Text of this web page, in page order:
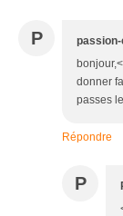
P
donner
passes
Répondre
P